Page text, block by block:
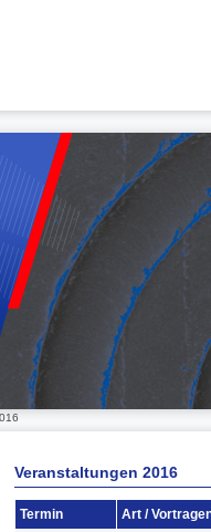
Veranstaltungen 2016
Termin
Art /